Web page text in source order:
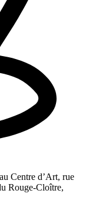
Centre d’Art, rue
Rouge-Cloître,